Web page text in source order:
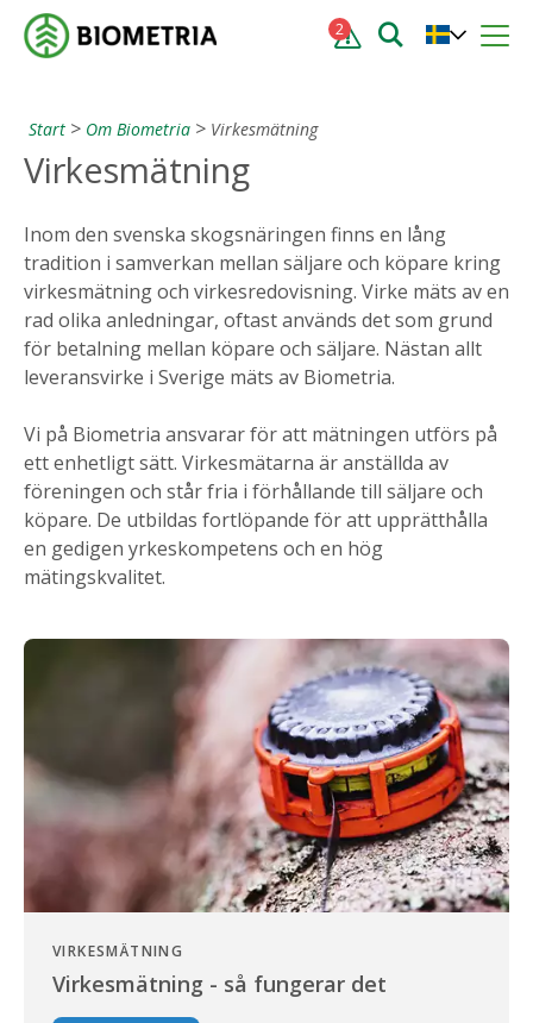
2
Start Om Biometria Virkesmätning
Virkesmätning
Inom den svenska skogsnäringen finns en lång
tradition i samverkan mellan säljare och köpare kring
virkesmätning och virkesredovisning. Virke mäts av en
rad olika anledningar, oftast används det som grund
för betalning mellan köpare och säljare. Nästan allt
leveransvirke i Sverige mäts av Biometria.
Vi på Biometria ansvarar för att mätningen utförs på
ett enhetligt sätt. Virkesmätarna är anställda av
föreningen och står fria i förhållande till säljare och
köpare. De utbildas fortlöpande för att upprätthålla
en gedigen yrkeskompetens och en hög
mätingskvalitet.
VIRKESMÄTNING
Virkesmätning - så fungerar det